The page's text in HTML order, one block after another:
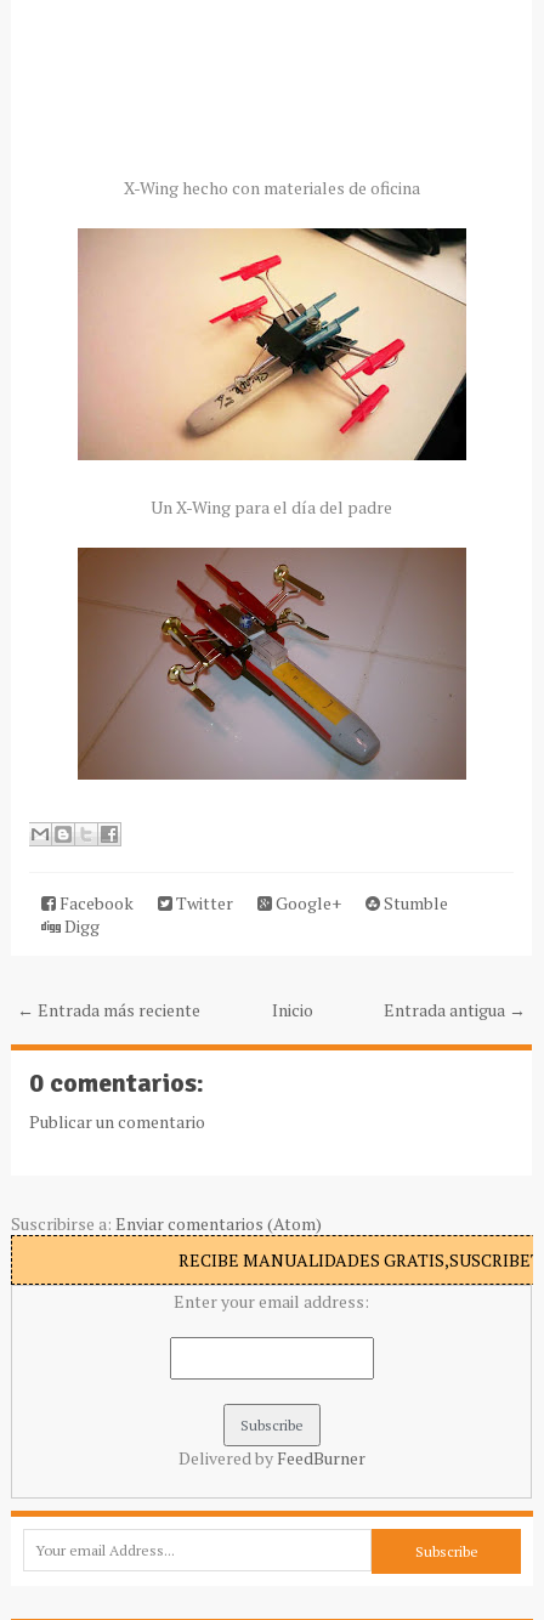
X-Wing hecho con materiales de oficina
Un X-Wing para el día del padre
Facebook Twitter Google+
Stumble
Digg
← Entrada más reciente Entrada antigua →
Inicio
0 comentarios:
Publicar un comentario
Suscribirse a: Enviar comentarios (Atom)
RECIBE MANUALIDADES
Enter your email address:
Delivered by FeedBurner